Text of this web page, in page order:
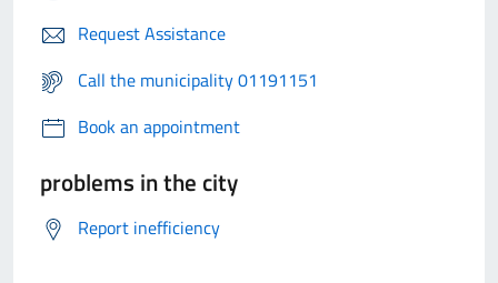
Request Assistance
Call the municipality 01191151
Book an appointment
problems in the city
Report inefficiency